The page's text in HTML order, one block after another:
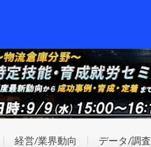
経営/業界動向 データ/調査